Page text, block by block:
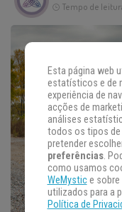
Tempo de
Esta página web
estatísticos e de
experiência de
acções de
análises
todos os tipos de
pretender
preferências.
como usamos
WeMystice sobre
utilizados para a
Política de